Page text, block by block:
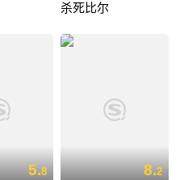
杀死比尔
5.8 8.2